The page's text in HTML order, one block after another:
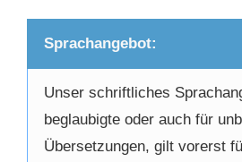
Sprachangebot:
Unser schriftliches
beglaubigte oder auch für
Übersetzungen, gilt vorerst